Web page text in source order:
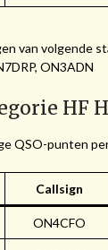
van volgende
ON3ADN
HF
QSO-punten
Callsign
ON4CFO